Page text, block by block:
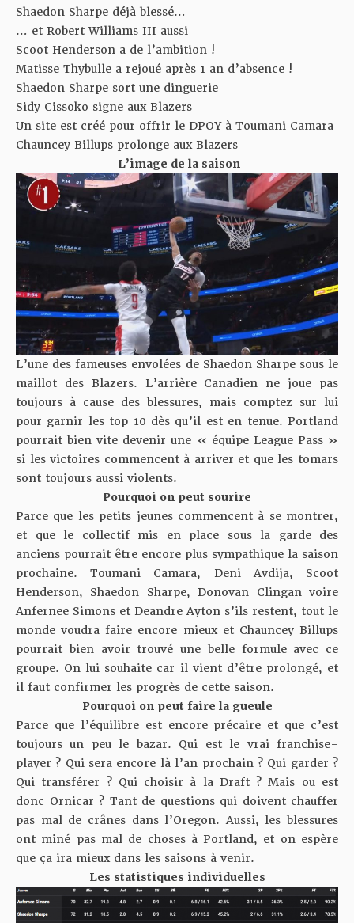
Shaedon Sharpe déjà blessé…
… et Robert Williams III aussi
Scoot Henderson a de l’ambition !
Matisse Thybulle a rejoué après 1 an d’absence !
Shaedon Sharpe sort une dinguerie
Sidy Cissoko signe aux Blazers
Un site est créé pour offrir le DPOY à Toumani Camara
Chauncey Billups prolonge aux Blazers
L’image de la saison
L’une des fameuses envolées de Shaedon Sharpe sous le
maillot des Blazers. L’arrière Canadien ne joue pas
toujours à cause des blessures, mais comptez sur lui
pour garnir les top 10 dès qu’il est en tenue. Portland
pourrait bien vite devenir une « équipe League Pass »
si les victoires commencent à arriver et que les tomars
sont toujours aussi violents.
Pourquoi on peut sourire
Parce que les petits jeunes commencent à se montrer,
et que le collectif mis en place sous la garde des
anciens pourrait être encore plus sympathique la saison
prochaine. Toumani Camara, Deni Avdija, Scoot
Henderson, Shaedon Sharpe, Donovan Clingan voire
Anfernee Simons et Deandre Ayton s’ils restent, tout le
monde voudra faire encore mieux et Chauncey Billups
pourrait bien avoir trouvé une belle formule avec ce
groupe. On lui souhaite car il vient d’être prolongé, et
il faut confirmer les progrès de cette saison.
Pourquoi on peut faire la gueule
Parce que l’équilibre est encore précaire et que c’est
toujours un peu le bazar. Qui est le vrai franchise-
player ? Qui sera encore là l’an prochain ? Qui garder ?
Qui transférer ? Qui choisir à la Draft ? Mais ou est
donc Ornicar ? Tant de questions qui doivent chauffer
pas mal de crânes dans l’Oregon. Aussi, les blessures
ont miné pas mal de choses à Portland, et on espère
que ça ira mieux dans les saisons à venir.
Les statistiques individuelles